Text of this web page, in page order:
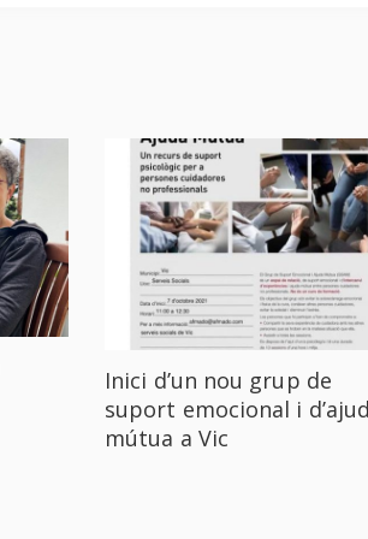
Inici d’un nou grup de
suport emocional i
mútua a Vic